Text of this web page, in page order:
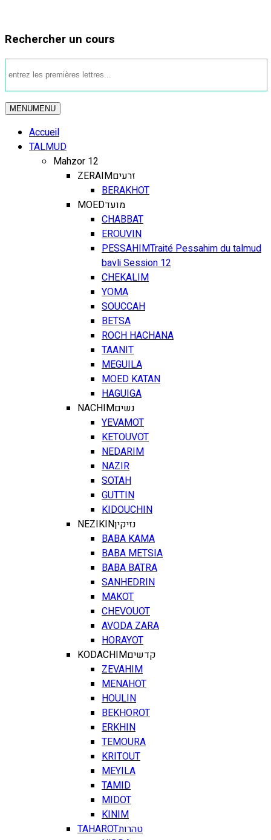
Rechercher un cours
MENUMENU
Accueil
TALMUD
Mahzor 12
ZERAIMזרעים
BERAKHOT
MOEDמועד
CHABBAT
EROUVIN
PESSAHIMTraité Pessahim du talmud
bavli Session 12
CHEKALIM
YOMA
SOUCCAH
BETSA
ROCH HACHANA
TAANIT
MEGUILA
MOED KATAN
HAGUIGA
NACHIMנשים
YEVAMOT
KETOUVOT
NEDARIM
NAZIR
SOTAH
GUTTIN
KIDOUCHIN
NEZIKINנזיקין
BABA KAMA
BABA METSIA
BABA BATRA
SANHEDRIN
MAKOT
CHEVOUOT
AVODA ZARA
HORAYOT
KODACHIMקדשים
ZEVAHIM
MENAHOT
HOULIN
BEKHOROT
ERKHIN
TEMOURA
KRITOUT
MEYILA
TAMID
MIDOT
KINIM
TAHAROTטהרות